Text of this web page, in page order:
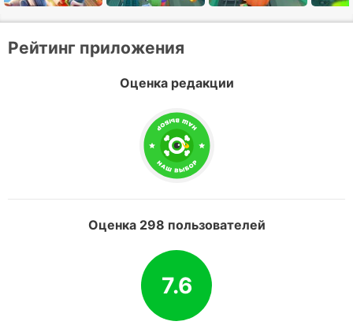
Рейтинг приложения
Оценка редакции
Оценка 298 пользователей
7.6